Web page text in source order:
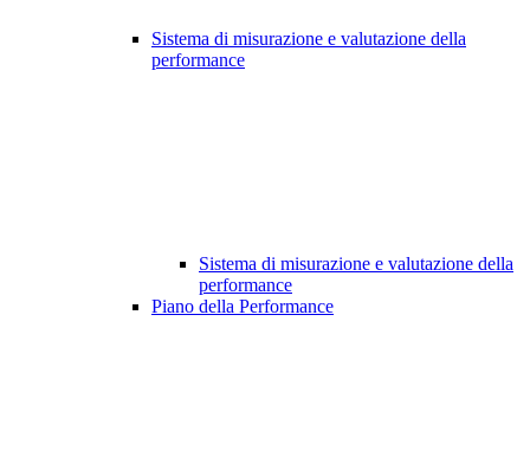
Sistema di misurazione e valutazione della
performance
Sistema di misurazione e valutazione della
performance
Piano della Performance